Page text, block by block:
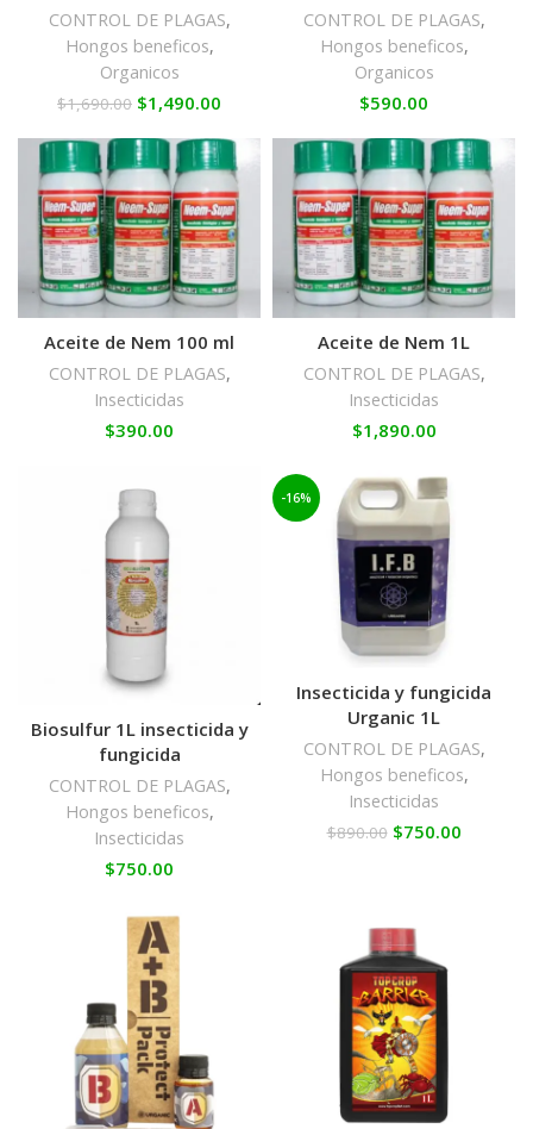
CONTROL DE PLAGAS,
Hongos beneficos,
Organicos
$1,690.00 $1,490.00
CONTROL DE PLAGAS,
Hongos beneficos,
Organicos
$590.00
Aceite de Nem 100 ml
CONTROL DE PLAGAS,
Insecticidas
$390.00
Aceite de Nem 1L
CONTROL DE PLAGAS,
Insecticidas
$1,890.00
Biosulfur 1L insecticida y
fungicida
CONTROL DE PLAGAS,
Hongos beneficos,
Insecticidas
$750.00
-16%
Insecticida y fungicida
Urganic 1L
CONTROL DE PLAGAS,
Hongos beneficos,
Insecticidas
$890.00 $750.00